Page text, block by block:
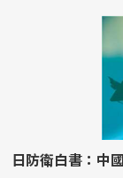
日防衛白書：中